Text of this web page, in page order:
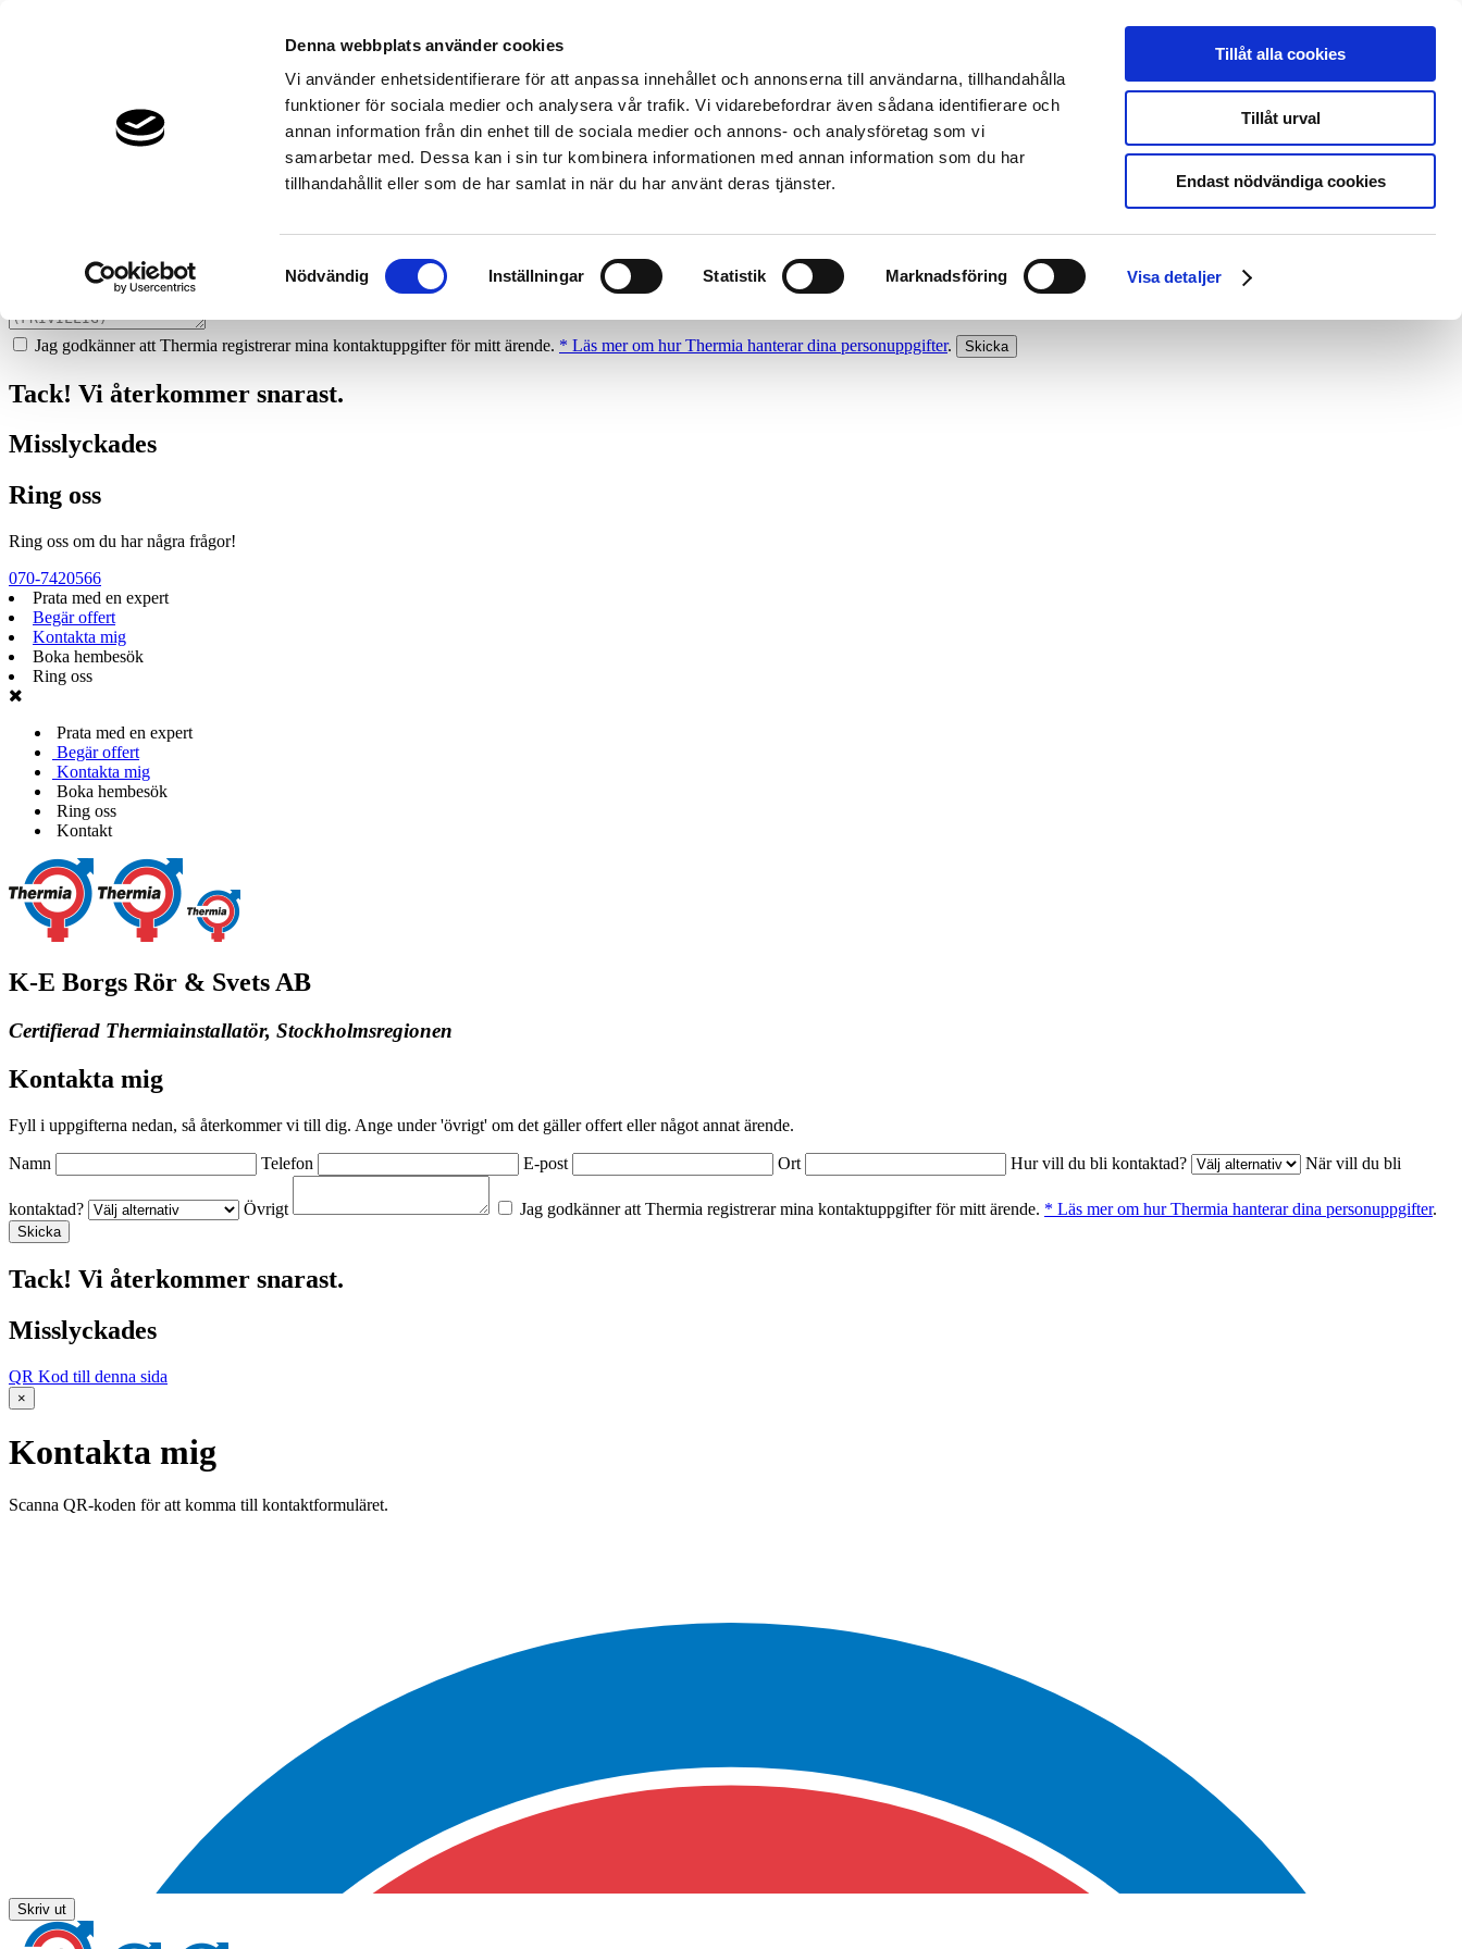
Denna webbplats använder cookies
Vi använder enhetsidentifierare för att anpassa innehållet och annonserna till användarna, tillhandahålla
funktioner för sociala medier och analysera vår trafik. Vi vidarebefordrar även sådana identifierare och
annan information från din enhet till de sociala medier och annons- och analysföretag som vi
samarbetar med. Dessa kan i sin tur kombinera informationen med annan information som du har
tillhandahållit eller som de har samlat in när du har använt deras tjänster.
Samtyckesval
Nödvändig Inställningar Statistik Marknadsföring Visa detaljer
Tillåt alla cookies
Tillåt urval
Endast nödvändiga cookies
Vi ger dig gärna goda råd - helt kostnadsfritt.
Vi hjälper dig att räkna ut mycket du kan spara med en värmepump!
Jag godkänner att Thermia registrerar mina kontaktuppgifter för mitt ärende. * Läs mer om hur Thermia hanterar dina personuppgifter.
Tack! Vi återkommer snarast.
Misslyckades
Ring oss
Ring oss om du har några frågor!
070-7420566
Prata med en expert
Begär offert
Kontakta mig
Boka hembesök
Ring oss
Prata med en expert
Begär offert
Kontakta mig
Boka hembesök
Ring oss
Kontakt
K-E Borgs Rör & Svets AB
Certifierad Thermiainstallatör, Stockholmsregionen
Kontakta mig
Fyll i uppgifterna nedan, så återkommer vi till dig. Ange under 'övrigt' om det gäller offert eller något annat ärende.
Namn Telefon E-post Ort Hur vill du bli kontaktad? När vill du bli
kontaktad? Övrigt Jag godkänner att Thermia registrerar mina kontaktuppgifter för mitt ärende. * Läs mer om hur Thermia hanterar dina personuppgifter.
Tack! Vi återkommer snarast.
Misslyckades
QR Kod till denna sida
×
Kontakta mig
Scanna QR-koden för att komma till kontaktformuläret.
Skriv ut